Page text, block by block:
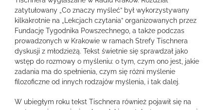
zatytułowany „Co znaczy myśleć” był wykorzystywany
kilkakrotnie na „Lekcjach czytania” organizowanych przez
Fundację Tygodnika Powszechnego, a także podczas
prowadzonych w Krakowie w ramach Strefy Tischnera
dyskusji z młodzieżą. Tekst świetnie się sprawdzał jako
wstęp do rozmowy o myśleniu: o tym, czym ono jest, jakie
zadania ma do spełnienia, czym się różni myślenie
filozoficzne od innych rodzajów myślenia, i tak dalej.
W ubiegłym roku tekst Tischnera również pojawił się na